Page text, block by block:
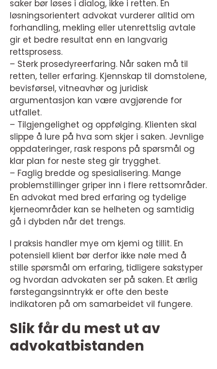
saker bør løses i dialog, ikke i retten. En
løsningsorientert advokat vurderer alltid om
forhandling, mekling eller utenrettslig avtale
gir et bedre resultat enn en langvarig
rettsprosess.
– Sterk prosedyreerfaring. Når saken må til
retten, teller erfaring. Kjennskap til domstolene,
bevisførsel, vitneavhør og juridisk
argumentasjon kan være avgjørende for
utfallet.
– Tilgjengelighet og oppfølging. Klienten skal
slippe å lure på hva som skjer i saken. Jevnlige
oppdateringer, rask respons på spørsmål og
klar plan for neste steg gir trygghet.
– Faglig bredde og spesialisering. Mange
problemstillinger griper inn i flere rettsområder.
En advokat med bred erfaring og tydelige
kjerneområder kan se helheten og samtidig
gå i dybden når det trengs.
I praksis handler mye om kjemi og tillit. En
potensiell klient bør derfor ikke nøle med å
stille spørsmål om erfaring, tidligere sakstyper
og hvordan advokaten ser på saken. Et ærlig
førstegangsinntrykk er ofte den beste
indikatoren på om samarbeidet vil fungere.
Slik får du mest ut av
advokatbistanden